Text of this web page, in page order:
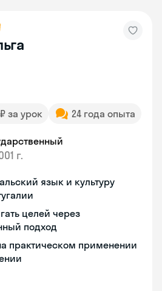
за урок 24 года опыта
г.
язык и культуру
целей через
подход
практическом применении